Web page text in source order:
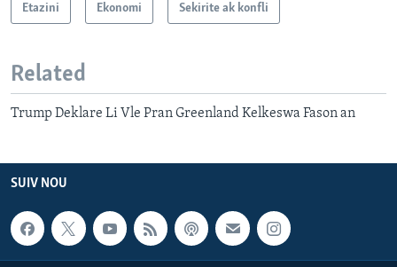
Etazini Ekonomi Sekirite ak konfli
Related
Trump Deklare Li Vle Pran Greenland Kelkeswa Fason an
SUIV NOU